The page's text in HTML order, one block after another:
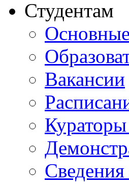
Студентам
Вакансии